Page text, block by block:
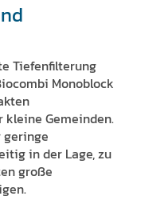
Tiefenfilterung
Monoblock
kleine Gemeinden.
geringe
in der Lage, zu
große